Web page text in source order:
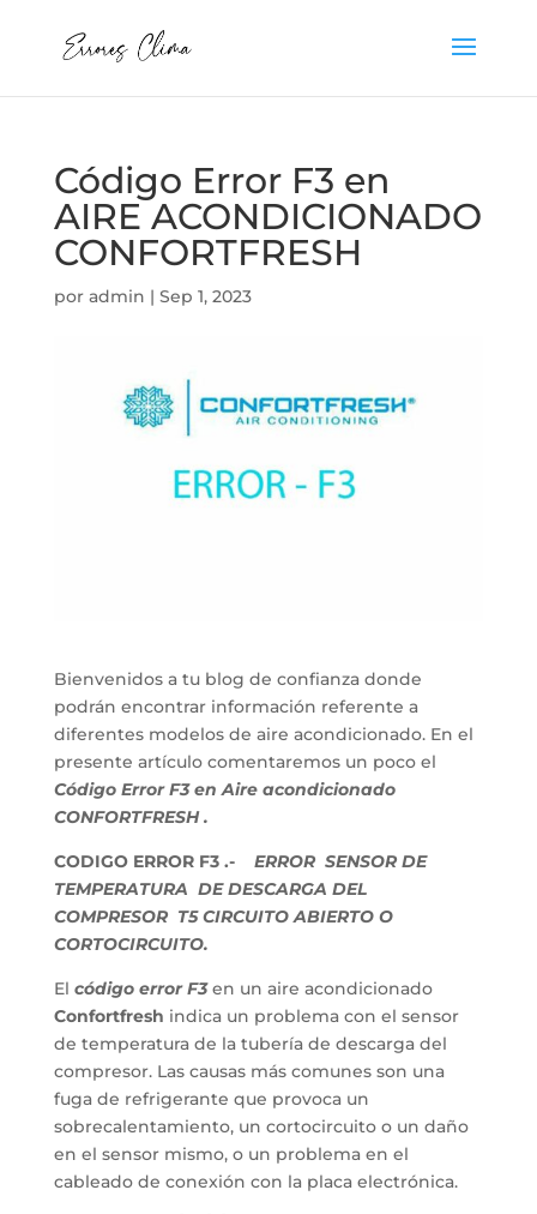
Código Error F3 en
AIRE ACONDICIONADO
CONFORTFRESH
por admin | Sep 1, 2023
Bienvenidos a tu blog de confianza donde
podrán encontrar información referente a
diferentes modelos de aire acondicionado. En el
presente artículo comentaremos un poco el
Código Error F3 en Aire acondicionado
CONFORTFRESH .
CODIGO ERROR F3 .-
ERROR SENSOR DE
TEMPERATURA DE DESCARGA DEL
COMPRESOR T5 CIRCUITO ABIERTO O
CORTOCIRCUITO.
El código error F3 en un aire acondicionado
Confortfresh indica un problema con el sensor
de temperatura de la tubería de descarga del
compresor. Las causas más comunes son una
fuga de refrigerante que provoca un
sobrecalentamiento, un cortocircuito o un daño
en el sensor mismo, o un problema en el
cableado de conexión con la placa electrónica.